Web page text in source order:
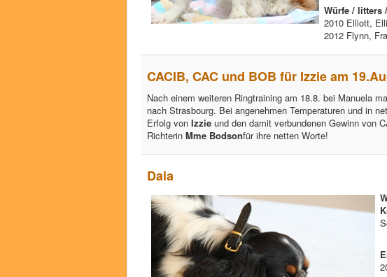
Würfe / litters
2010 Elliott,
2012 Flynn,
CACIB, CAC und BOB für Izzie am
Nach einem weiteren Ringtraining am 18.8. bei Manuela
nach Strasbourg. Bei angenehmen Temperaturen und in
Erfolg von Izzie und den damit verbundenen Gewinn von
Richterin Mme Bodsonfür ihre netten Worte!
Daia